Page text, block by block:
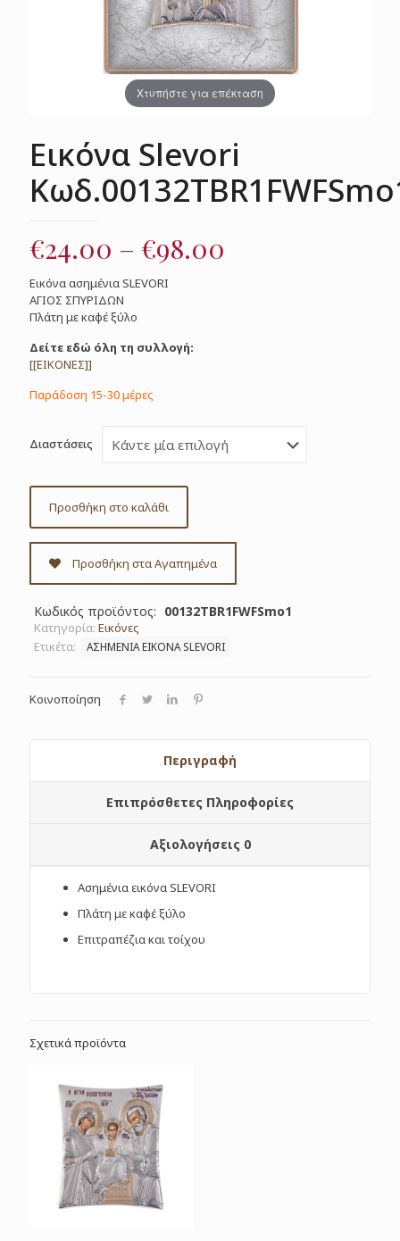
Χτυπήστε για επέκταση
Εικόνα Slevori
€24.00 – €98.00
Εικόνα ασημένια SLEVORI
ΑΓΙΟΣ ΣΠΥΡΙΔΩΝ
Πλάτη με καφέ ξύλο
Δείτε εδώ όλη τη συλλογή:
[[ΕΙΚΟΝΕΣ]]
Παράδοση 15-30 μέρες
Διαστάσεις
Προσθήκη στο καλάθι
Προσθήκη στα Αγαπημένα
Κωδικός προϊόντος: 00132TBR1FWFSmo1
Κατηγορία: Εικόνες
Ετικέτα:
ΑΣΗΜΕΝΙΑ ΕΙΚΟΝΑ SLEVORI
Κοινοποίηση
Περιγραφή
Επιπρόσθετες Πληροφορίες
Αξιολογήσεις 0
Ασημένια εικόνα SLEVORI
Πλάτη με καφέ ξύλο
Επιτραπέζια και τοίχου
Σχετικά προϊόντα